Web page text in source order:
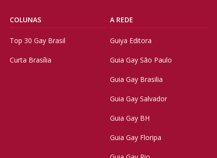
COLUNAS
Top 30 Gay Brasil
Curta Brasília
A REDE
Guiya Editora
Guia Gay São Paulo
Guia Gay Brasilia
Guia Gay Salvador
Guia Gay BH
Guia Gay Floripa